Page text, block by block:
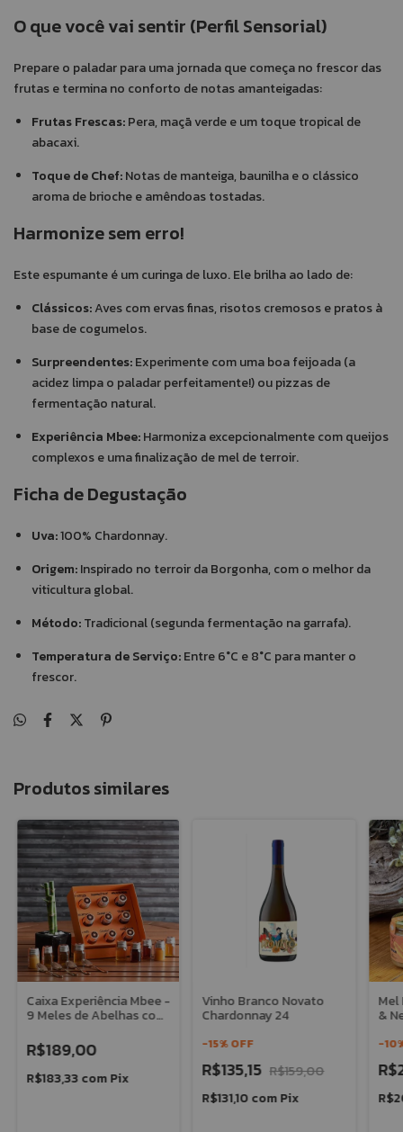
O que você vai sentir (Perfil Sensorial)
Prepare o paladar para uma jornada que começa no frescor das
frutas e termina no conforto de notas amanteigadas:
Frutas Frescas:Pera, maçã verde e um toque tropical de
abacaxi.
Toque de Chef:Notas de manteiga, baunilha e o clássico
aroma de brioche e amêndoas tostadas.
Harmonize sem erro!
Este espumante é um curinga de luxo. Ele brilha ao lado de:
Clássicos:Aves com ervas finas, risotos cremosos e pratos à
base de cogumelos.
Surpreendentes:Experimente com uma boa feijoada (a
acidez limpa o paladar perfeitamente!) ou pizzas de
fermentação natural.
Experiência Mbee:Harmoniza excepcionalmente com queijos
complexos e uma finalização de mel de terroir.
Ficha de Degustação
Uva:100% Chardonnay.
Origem:Inspirado no terroir da Borgonha, com o melhor da
viticultura global.
Método:Tradicional (segunda fermentação na garrafa).
Temperatura de Serviço:Entre 6°C e 8°C para manter o
frescor.
Produtos similares
Caixa Experiência Mbee -
9 Meles de Abelhas com
R$189,00
R$183,33comPix
Vinho Branco Novato
Chardonnay 24
-15%OFF
R$135,15 R$159,00
R$131,10comPix
Mel
&
-10